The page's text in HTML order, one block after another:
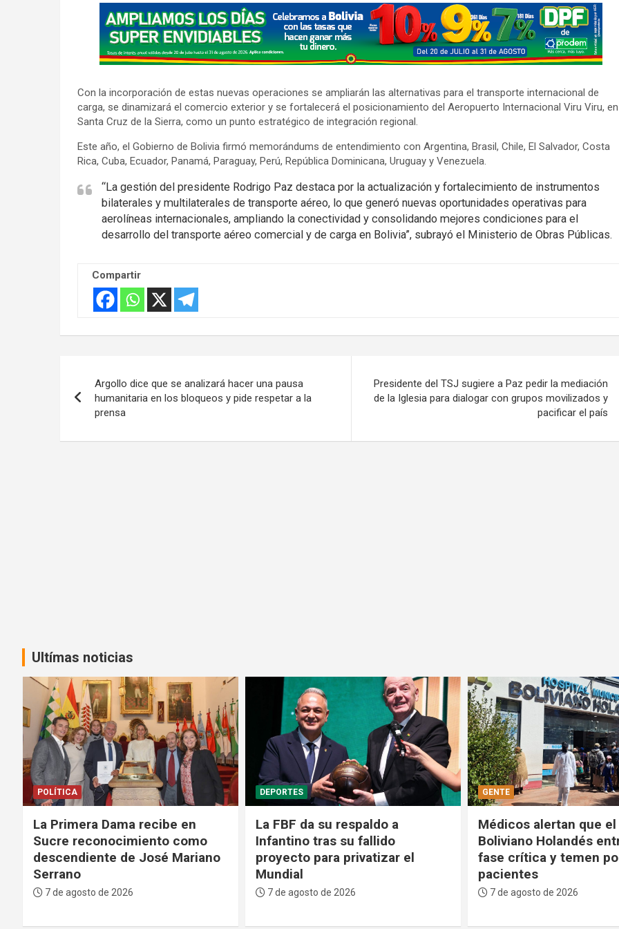
t
i
e
e
Con la incorporación de estas nuevas operaciones se ampliarán las alternativas para el transporte internacional de
carga, se dinamizará el comercio exterior y se fortalecerá el posicionamiento del Aeropuerto Internacional Viru Viru, en
Santa Cruz de la Sierra, como un punto estratégico de integración regional.
Este año, el Gobierno de Bolivia firmó memorándums de entendimiento con Argentina, Brasil, Chile, El Salvador, Costa
Rica, Cuba, Ecuador, Panamá, Paraguay, Perú, República Dominicana, Uruguay y Venezuela.
“La gestión del presidente Rodrigo Paz destaca por la actualización y fortalecimiento de instrumentos
bilaterales y multilaterales de transporte aéreo, lo que generó nuevas oportunidades operativas para
aerolíneas internacionales, ampliando la conectividad y consolidando mejores condiciones para el
desarrollo del transporte aéreo comercial y de carga en Bolivia”, subrayó el Ministerio de Obras Públicas.
Compartir
de
entradas
Argollo dice que se analizará hacer una pausa
humanitaria en los bloqueos y pide respetar a la
prensa
Presidente del TSJ sugiere a Paz pedir la mediación
de la Iglesia para dialogar con grupos movilizados y
pacificar el país
Ultímas noticias
DEPORTES
La FBF da su respaldo a
Infantino tras su fallido
proyecto para privatizar el
Mundial
7 de agosto de 2026
GENTE
Médicos alertan que el Hospital
Boliviano Holandés entra en
fase crítica y temen por los
pacientes
7 de agosto de 2026
POLÍTICA
Comandante de las
ratifica que defenderá
estabilidad del
voluntad del pueblo no
negocia”